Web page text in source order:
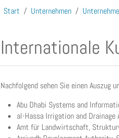
Start Unternehmen
Internationale
Nachfolgend sehen Sie einen Auszug
Abu Dhabi Systems and
al-Hassa Irrigation and Drainage
Amt für Landwirtschaft,